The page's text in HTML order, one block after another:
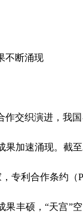
断涌现
作交织演进，我
果加速涌现。截至
专利合作条约（
果丰硕，“天宫”